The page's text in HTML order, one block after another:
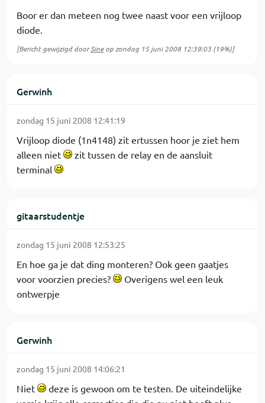
Boor er dan meteen nog twee naast voor een vrijloop
diode.
[Bericht gewijzigd doorSineop zondag 15 juni 2008 12:39:03 (19%)]
Gerwinh
zondag 15 juni 2008 12:41:19
Vrijloop diode (1n4148) zit ertussen hoor je ziet hem
alleen niet
zit tussen de relay en de aansluit
terminal
gitaarstudentje
zondag 15 juni 2008 12:53:25
En hoe ga je dat ding monteren? Ook geen gaatjes
voor voorzien precies?
Overigens wel een leuk
ontwerpje
Gerwinh
zondag 15 juni 2008 14:06:21
Niet
deze is gewoon om te testen. De uiteindelijke